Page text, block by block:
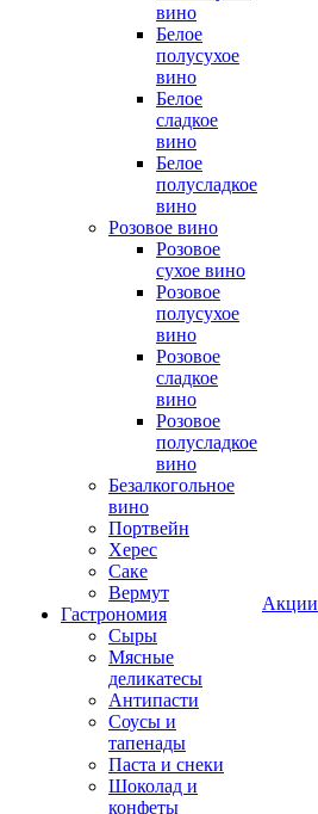
вино
Белое
полусухое
вино
Белое
сладкое
вино
Белое
полусладкое
вино
Розовое вино
Розовое
сухое вино
Розовое
полусухое
вино
Розовое
сладкое
вино
Розовое
полусладкое
вино
Безалкогольное
вино
Портвейн
Херес
Саке
Вермут
Гастрономия
Сыры
Мясные
деликатесы
Антипасти
Соусы и
тапенады
Паста и снеки
Шоколад и
конфеты
Акции